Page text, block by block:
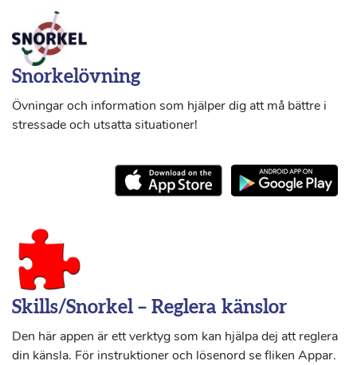
Snorkelövning
Övningar och information som hjälper dig att må bättre i
stressade och utsatta situationer!
Skills/Snorkel – Reglera känslor
Den här appen är ett verktyg som kan hjälpa dej att reglera
din känsla. För instruktioner och lösenord se fliken Appar.